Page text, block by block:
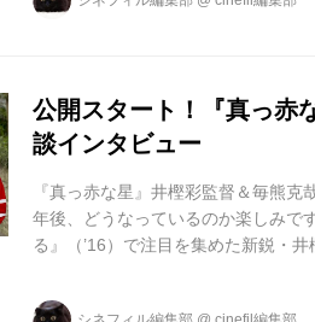
もとに、“現実と虚構”” “映画と演劇
公開スタート！『真っ赤
談インタビュー
『真っ赤な星』井樫彩監督＆毎熊
年後、どうなっているのか楽しみで
る』（’16）で注目を集めた新鋭・
な星』についてお話を聞きました